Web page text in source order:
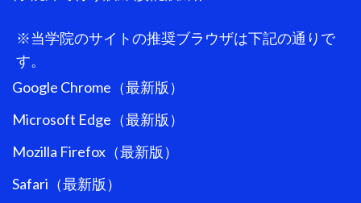
※当学院のサイトの推奨ブラウザは下記の通りで
す。
Google Chrome（最新版）
Microsoft Edge（最新版）
Mozilla Firefox（最新版）
Safari（最新版）